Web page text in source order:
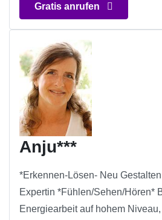
Gratis anrufen
Anju***
*Erkennen-Lösen- Neu
Expertin *Fühlen/Sehen/Hören*
Energiearbeit auf hohem